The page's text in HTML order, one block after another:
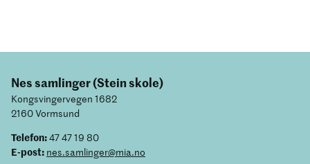
Nes samlinger (Stein skole)
Kongsvingervegen 1682
2160 Vormsund
Telefon:47 47 19 80
E-post: nes.samlinger@mia.no